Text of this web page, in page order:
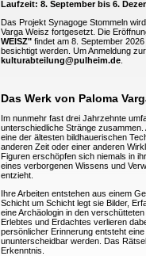
Laufzeit: 8. September bis 6.
Das Projekt Synagoge Stommeln
Varga Weisz fortgesetzt. Die
WEISZ" findet am 8. September
besichtigt werden. Um Anmeldung
kulturabteilung@pulheim.de
Das Werk von Paloma
Im nunmehr fast drei Jahrzehnte
unterschiedliche Stränge
eine der ältesten bildhauerischen
anderen Zeit oder einer anderen
Figuren erschöpfen sich niemals in
eines verborgenen Wissens und
entzieht.
Ihre Arbeiten entstehen aus einem
Schicht um Schicht legt sie Bilder,
eine Archäologin in den
Erlebtes und Erdachtes verlieren
persönlicher Erinnerung entsteht
ununterscheidbar werden. Das
Erkenntnis.